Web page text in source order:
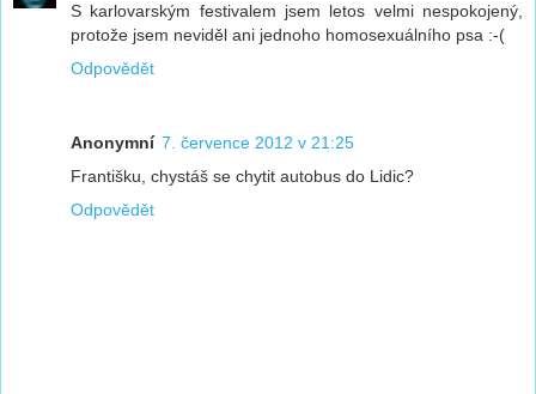
S karlovarským festivalem jsem letos velmi nespokojený,
protože jsem neviděl ani jednoho homosexuálního psa :-(
Odpovědět
Anonymní 7. července 2012 v 21:25
Františku, chystáš se chytit autobus do Lidic?
Odpovědět